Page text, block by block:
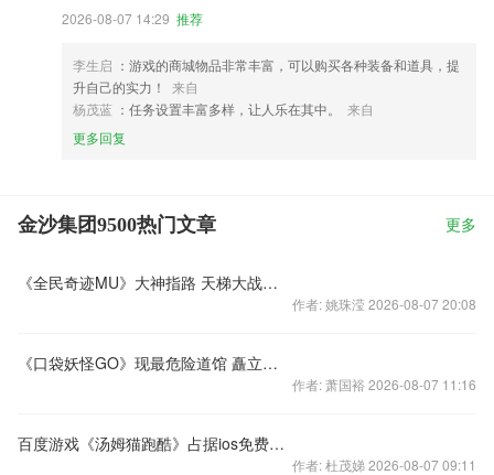
2026-08-07 14:29 推荐
李生启 ：游戏的商城物品非常丰富，可以购买各种装备和道具，提
升自己的实力！
来自
杨茂蓝 ：任务设置丰富多样，让人乐在其中。
来自
更多回复
金沙集团9500热门文章 更多
《全民奇迹MU》大神指路 天梯大战一触即发
作者: 姚珠滢 2026-08-07 20:08
《口袋妖怪GO》现最危险道馆 矗立于波涛汹涌的礁石上
作者: 萧国裕 2026-08-07 11:16
百度游戏《汤姆猫跑酷》占据ios免费游戏总排行榜第一名
作者: 杜茂娣 2026-08-07 09:11